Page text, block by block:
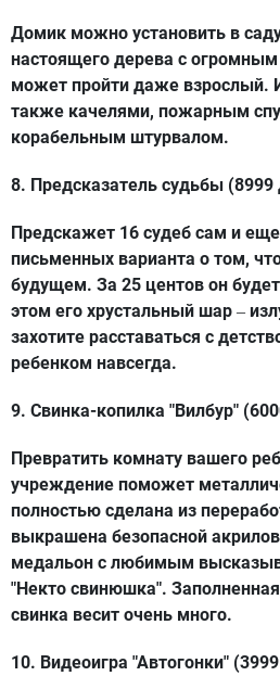
Домик можно установить в
настоящего дерева с
может пройти даже взрослый.
также качелями, пожарным
корабельным штурвалом.
8. Предсказатель судьбы (8999
Предскажет 16 судеб сам и
письменных варианта о том,
будущем. За 25 центов он
этом его хрустальный шар –
захотите расставаться с
ребенком навсегда.
9. Свинка-копилка "Вилбур"
Превратить комнату вашего
учреждение поможет
полностью сделана из
выкрашена безопасной
медальон с любимым
"Некто свинюшка".
свинка весит очень много.
10. Видеоигра "Автогонки"